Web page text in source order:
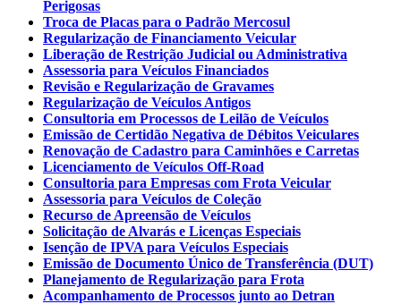
Perigosas
Troca de Placas para o Padrão Mercosul
Regularização de Financiamento Veicular
Liberação de Restrição Judicial ou Administrativa
Assessoria para Veículos Financiados
Revisão e Regularização de Gravames
Regularização de Veículos Antigos
Consultoria em Processos de Leilão de Veículos
Emissão de Certidão Negativa de Débitos Veiculares
Renovação de Cadastro para Caminhões e Carretas
Licenciamento de Veículos Off-Road
Consultoria para Empresas com Frota Veicular
Assessoria para Veículos de Coleção
Recurso de Apreensão de Veículos
Solicitação de Alvarás e Licenças Especiais
Isenção de IPVA para Veículos Especiais
Emissão de Documento Único de Transferência (DUT)
Planejamento de Regularização para Frota
Acompanhamento de Processos junto ao Detran